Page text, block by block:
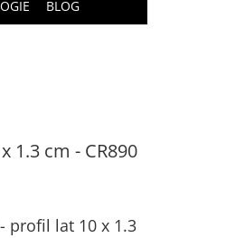
BLOG
1.3 cm - CR890
profil lat 10 x 1.3